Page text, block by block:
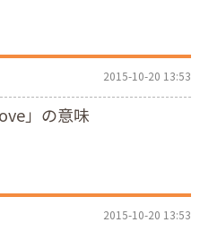
2015-10-20 13:53
」の意味
2015-10-20 13:53